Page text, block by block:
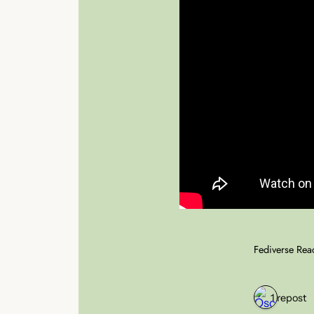
Fediverse
1 repost